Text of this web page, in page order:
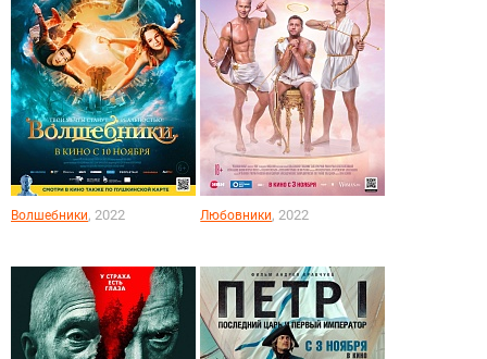
Волшебники, 2022 Любовники, 2022